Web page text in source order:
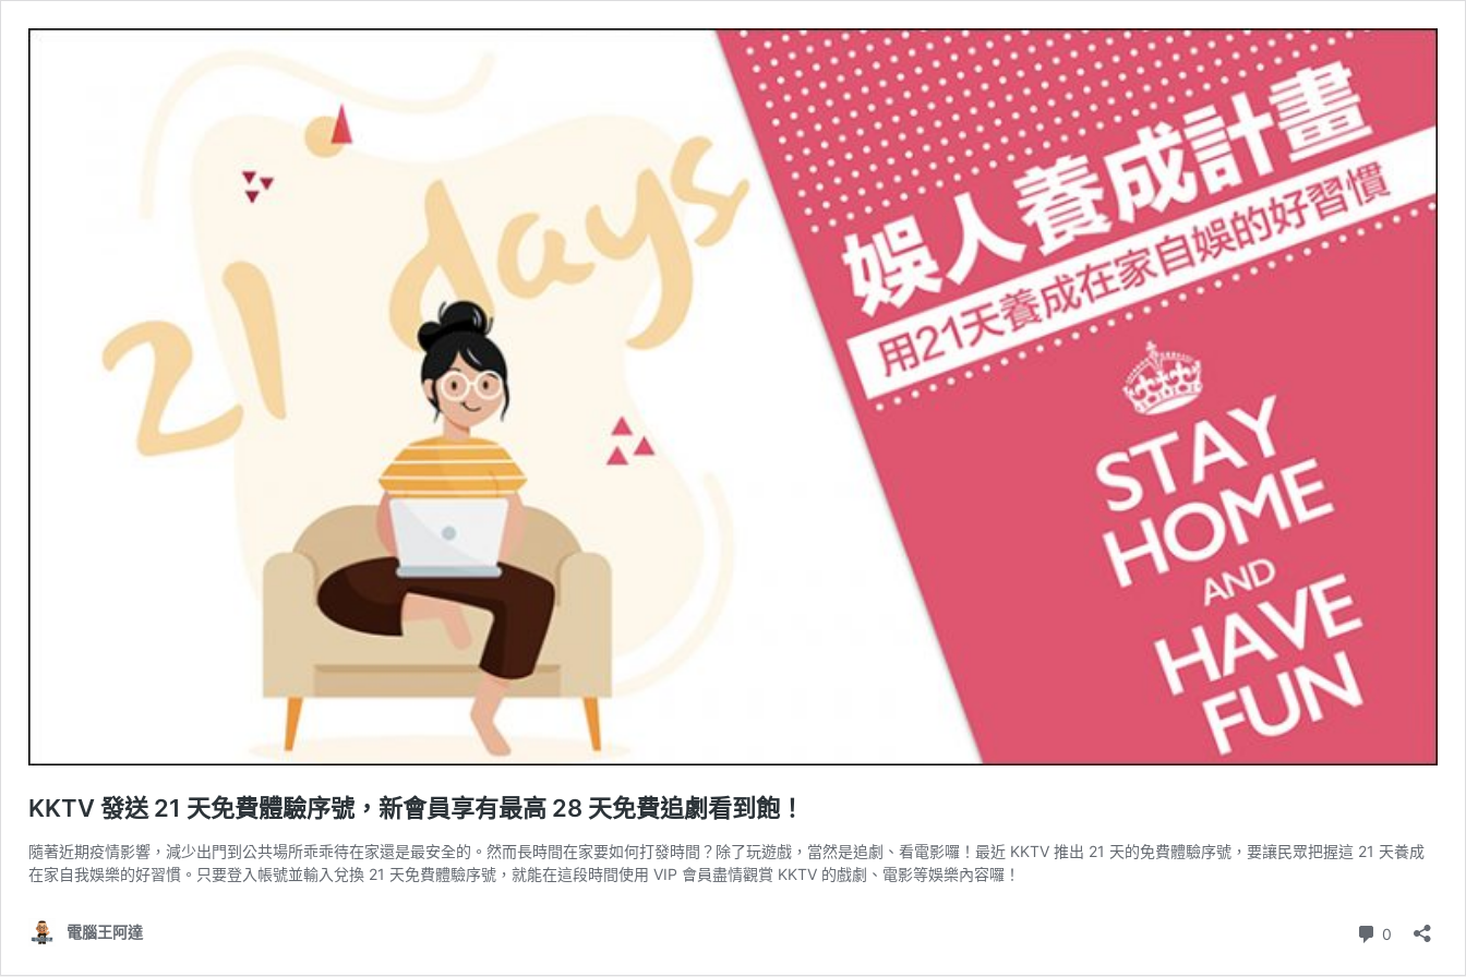
KKTV 發送 21 天免費體驗序號，新會員享有最高 28 天免費追劇看到飽！
隨著近期疫情影響，減少出門到公共場所乖乖待在家還是最安全的。然而長時間在家要如何打發時間？除了玩遊戲，當然是追劇、看電影囉！最近 KKTV 推出 21 天的免費體驗序號，要讓民眾把握這 21 天養成
在家自我娛樂的好習慣。只要登入帳號並輸入兌換 21 天免費體驗序號，就能在這段時間使用 VIP 會員盡情觀賞 KKTV 的戲劇、電影等娛樂內容囉！
電腦王阿達 0 則留言